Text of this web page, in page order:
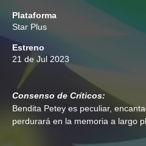
Plataforma
Star Plus
Estreno
21 de Jul 2023
Consenso de Críticos:
Bendita Petey es peculiar,
perdurará en la memoria a largo